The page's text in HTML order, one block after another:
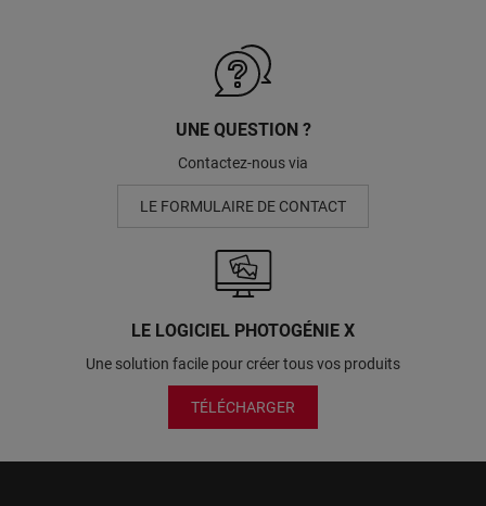
UNE QUESTION ?
Contactez-nous via
LE FORMULAIRE DE CONTACT
LE LOGICIEL PHOTOGÉNIE X
Une solution facile pour créer tous vos produits
TÉLÉCHARGER